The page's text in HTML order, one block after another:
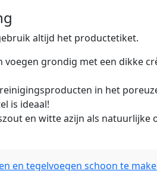
altijd het productetiket.
voegen grondig met een dikke
in het
is ideaal!
en witte azijn als natuurlijke
en tegelvoegen schoon te